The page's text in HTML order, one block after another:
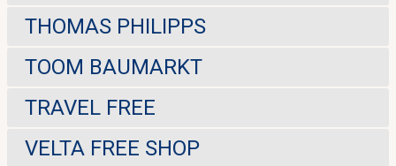
THOMAS PHILIPPS
TOOM BAUMARKT
TRAVEL FREE
VELTA FREE SHOP